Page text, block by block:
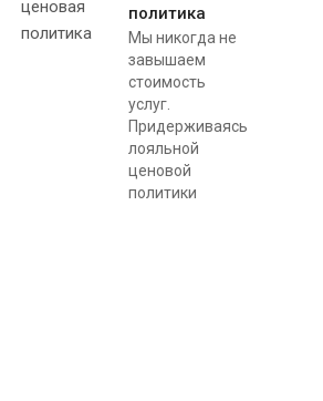
политика
Мы никогда не
завышаем
стоимость
услуг.
Придерживаясь
лояльной
ценовой
политики